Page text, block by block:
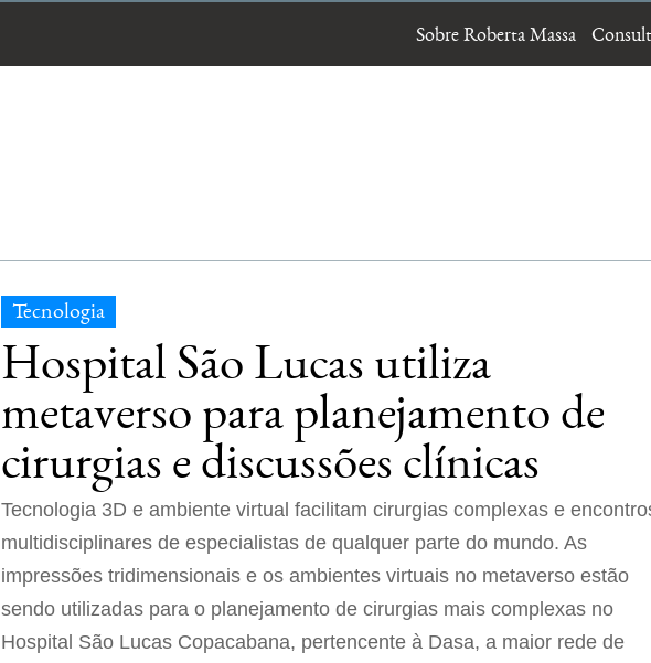
Sobre Roberta Massa
Tecnologia
Hospital São Lucas utiliza
metaverso para planejamento de
cirurgias e discussões clínicas
Tecnologia 3D e ambiente virtual facilitam cirurgias complexas e
multidisciplinares de especialistas de qualquer parte do mundo. As
impressões tridimensionais e os ambientes virtuais no metaverso estão
sendo utilizadas para o planejamento de cirurgias mais complexas no
Hospital São Lucas Copacabana, pertencente à Dasa, a maior rede de